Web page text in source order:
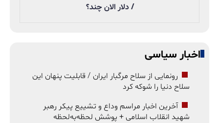
/ دلار الان چند؟
اخبار سیاسی
رونمایی از سلاح مرگبار ایران / قابلیت پنهان این
سلاح دنیا را شوکه کرد
آخرین اخبار مراسم وداع و تشییع پیکر رهبر
شهید انقلاب اسلامی + پوشش لحظه‌به‌لحظه